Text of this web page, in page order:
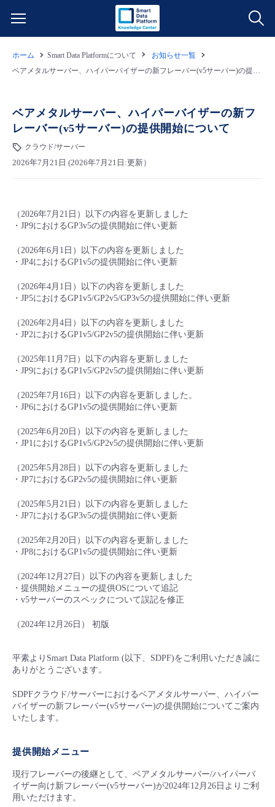
クラウド/サーバー
ネットワーク
データ利活用
クラウド/サーバー
料金情報
料金シミュレーター
すべてのメニューを見る
ご利用開始ガイド
■ セットアップガイド
■ 基本構築ガイド
- Flexible Remote Access
- データと分析
- IoT
- マルチクラウド利用
- リモートワーク
- ITインフラストラクチャー
- その他
パートナー
販売パートナー向けプログラム
協業パートナー
トレーニング/操作動画
脱炭素化
ホーム Smart Data Platformについて
お知らせ一覧
ベアメタルサーバー、ハイパーバイザーの新フレーバー(v5サーバー)の提供開始について
ベアメタルサーバー、ハイパーバイザーの新フ
レーバー(v5サーバー)の提供開始について
クラウド/サーバー
2026年7月21日 (2026年7月21日:更新）
（2026年7月21日）以下の内容を更新しました
・JP9におけるGP3v5の提供開始に伴い更新
（2026年6月1日）以下の内容を更新しました
・JP4におけるGP1v5の提供開始に伴い更新
（2026年4月1日）以下の内容を更新しました
・JP5におけるGP1v5/GP2v5/GP3v5の提供開始に伴い更新
（2026年2月4日）以下の内容を更新しました
・JP2におけるGP1v5/GP2v5の提供開始に伴い更新
（2025年11月7日）以下の内容を更新しました
・JP9におけるGP1v5/GP2v5の提供開始に伴い更新
（2025年7月16日）以下の内容を更新しました。
・JP6におけるGP1v5の提供開始に伴い更新
（2025年6月20日）以下の内容を更新しました
・JP1におけるGP1v5/GP2v5の提供開始に伴い更新
（2025年5月28日）以下の内容を更新しました
・JP7におけるGP2v5の提供開始に伴い更新
（2025年5月21日）以下の内容を更新しました
・JP7におけるGP3v5の提供開始に伴い更新
（2025年2月20日）以下の内容を更新しました
・JP8におけるGP1v5の提供開始に伴い更新
（2024年12月27日）以下の内容を更新しました
・提供開始メニューの提供OSについて追記
・v5サーバーのスペックについて誤記を修正
（2024年12月26日） 初版
平素よりSmart Data Platform (以下、SDPF)をご利用いただき誠に
ありがとうございます。
SDPFクラウド/サーバーにおけるベアメタルサーバー、ハイパー
バイザーの新フレーバー(v5サーバー)の提供開始についてご案内
いたします。
提供開始メニュー
現行フレーバーの後継として、ベアメタルサーバー/ハイパーバ
イザー向け新フレーバー(v5サーバー)が2024年12月26日よりご利
用いただけます。